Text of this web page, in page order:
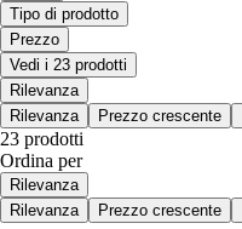
Tipo di prodotto
Prezzo
Vedi i 23 prodotti
Rilevanza
Rilevanza
Prezzo crescente
23 prodotti
Ordina per
Rilevanza
Rilevanza
Prezzo crescente